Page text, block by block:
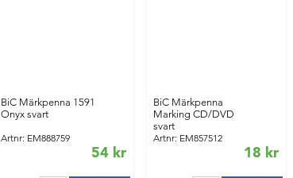
BiC Märkpenna 1591
Onyx svart
Artnr: EM888759
54 kr
BiC Märkpenna
Marking CD/DVD
svart
Artnr: EM857512
18 kr